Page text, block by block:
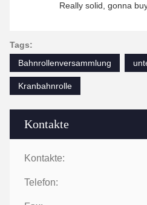
Kontakte
Kontakte:
Telefon:
Really solid, gonna
Tags:
Bahnrollenversammlung
Kranbahnrolle